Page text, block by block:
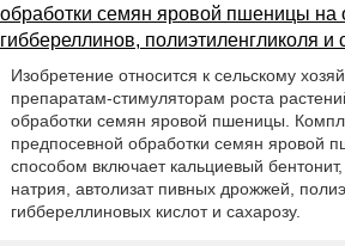
обработки семян яровой пшеницы на
гиббереллинов, полиэтиленгликоля и
Изобретение относится к сельскому
препаратам-стимуляторам роста
обработки семян яровой пшеницы.
предпосевной обработки семян яровой
способом включает кальциевый
натрия, автолизат пивных дрожжей,
гиббереллиновых кислот и сахарозу.